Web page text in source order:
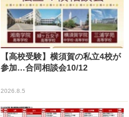
【高校受験】横須賀の私立4校が
参加…合同相談会10/12
2026.8.5